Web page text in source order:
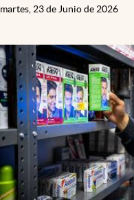
martes, 23 de Junio de 2026